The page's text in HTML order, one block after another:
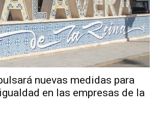
nuevas medidas para
en las empresas de la